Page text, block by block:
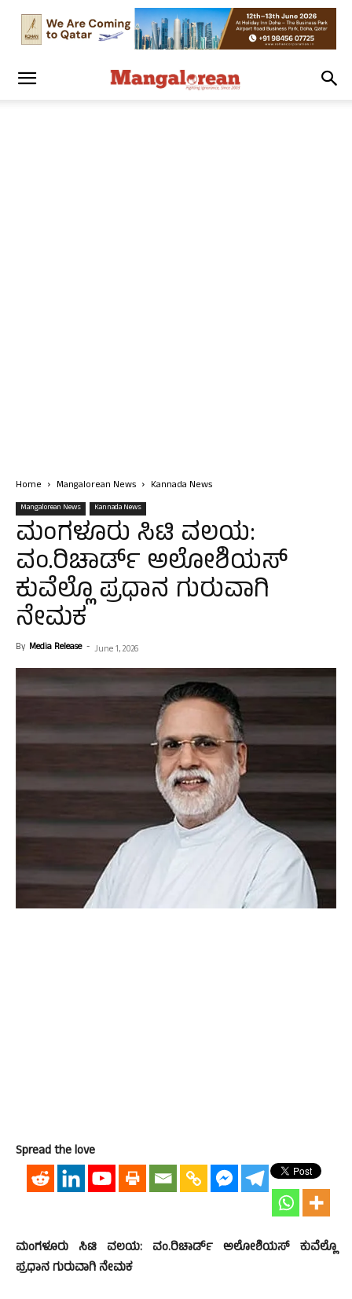
Home Mangalorean News Kannada News
Mangalorean News Kannada News
ಮಂಗಳೂರು ಸಿಟಿ ವಲಯ:
ವಂ.ರಿಚಾರ್ಡ್ ಅಲೋಶಿಯಸ್
ಕುವೆಲ್ಲೊ ಪ್ರಧಾನ ಗುರುವಾಗಿ
ನೇಮಕ
By Media Release - June 1, 2026
Spread the love
ಮಂಗಳೂರು ಸಿಟಿ ವಲಯ: ವಂ.ರಿಚಾರ್ಡ್ ಅಲೋಶಿಯಸ್ ಕುವೆಲ್ಲೊ
ಪ್ರಧಾನ ಗುರುವಾಗಿ ನೇಮಕ